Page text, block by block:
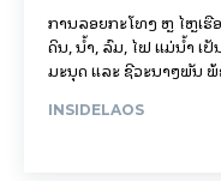
ການລອຍ​ກະ​ໂທງ ຫຼື ໄຫຼເຮື
ດິນ, ນໍ້າ, ລົມ, ໄຟ ແມ່ນໍ້າ
ມະນຸດ ແລະ ຊີວະນາໆພັນ
INSIDELAOS